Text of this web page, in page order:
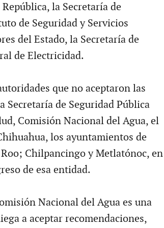
la Secretaría de
de Seguridad y Servicios
del Estado, la Secretaría de
de Electricidad.
que no aceptaron las
Secretaría de Seguridad Pública
Comisión Nacional del Agua, el
los ayuntamientos de
Chilpancingo y Metlatónoc, en
de esa entidad.
Nacional del Agua es una
a aceptar recomendaciones,